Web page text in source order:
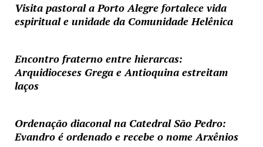
Visita pastoral a Porto Alegre fortalece vida
espiritual e unidade da Comunidade Helênica
Encontro fraterno entre hierarcas:
Arquidioceses Grega e Antioquina estreitam
laços
Ordenação diaconal na Catedral São Pedro:
Evandro é ordenado e recebe o nome Arxênios